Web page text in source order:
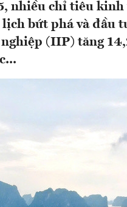
nhiều chỉ tiêu
bứt phá và đầu
(IIP) tăng